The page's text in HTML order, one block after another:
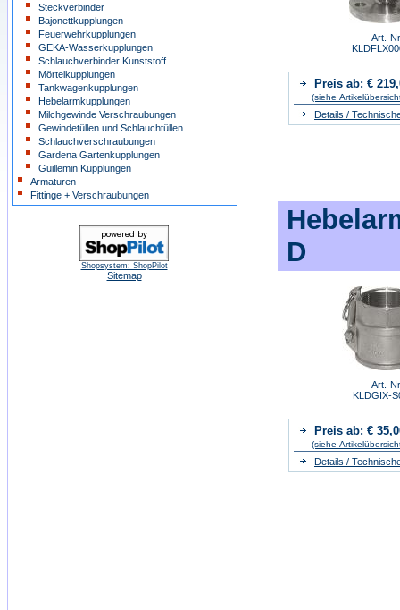
Steckverbinder
Bajonettkupplungen
Feuerwehrkupplungen
GEKA-Wasserkupplungen
Schlauchverbinder Kunststoff
Mörtelkupplungen
Tankwagenkupplungen
Hebelarmkupplungen
Milchgewinde Verschraubungen
Gewindetüllen und Schlauchtüllen
Schlauchverschraubungen
Gardena Gartenkupplungen
Guillemin Kupplungen
Armaturen
Fittinge + Verschraubungen
Shopsystem: ShopPilot
Sitemap
Art.-
Preis ab: €
(siehe
Details /
D
Art.-
KLDGIX-
Preis ab: €
(siehe
Details /